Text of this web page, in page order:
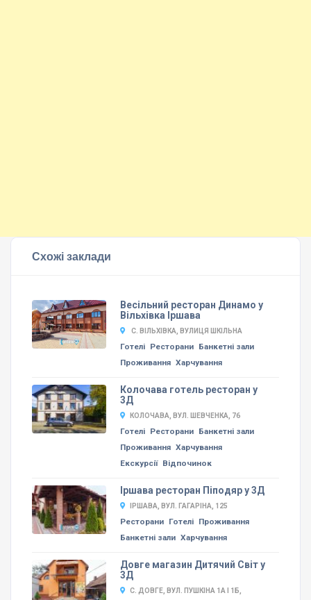
Схожі заклади
Весільний ресторан Динамо у
Вільхівка Іршава
C. ВІЛЬХІВКА, ВУЛИЦЯ ШКІЛЬНА
Готелі Ресторани Банкетні зали
Проживання Харчування
Колочава готель ресторан у
3Д
КОЛОЧАВА, ВУЛ. ШЕВЧЕНКА, 76
Готелі Ресторани Банкетні зали
Проживання Харчування
Екскурсії Відпочинок
Іршава ресторан Піподяр у 3Д
ІРШАВА, ВУЛ. ГАГАРІНА, 125
Ресторани Готелі Проживання
Банкетні зали Харчування
Довге магазин Дитячий Світ у
3Д
С. ДОВГЕ, ВУЛ. ПУШКІНА 1А І 1Б,